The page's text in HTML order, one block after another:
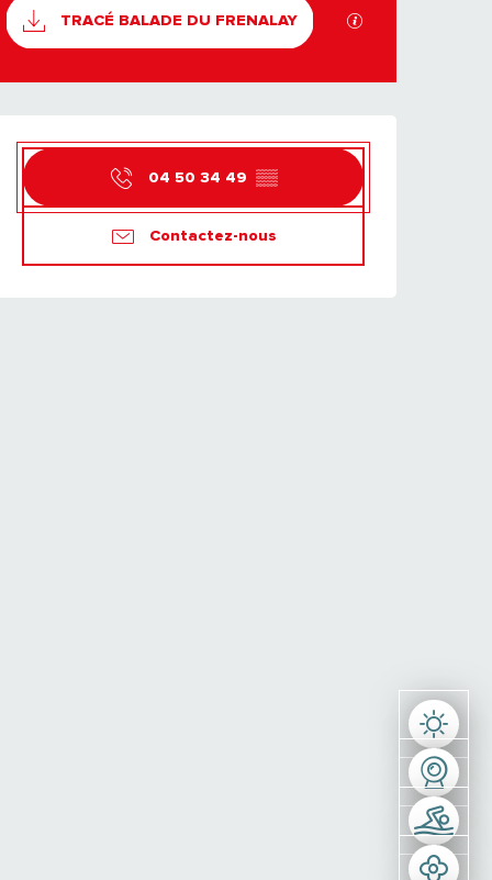
DOCUMENTATION
TRACÉ BALADE DU FRENALAY
OUVERTURE ET
04 50 34 49 ▒▒
Contactez-nous